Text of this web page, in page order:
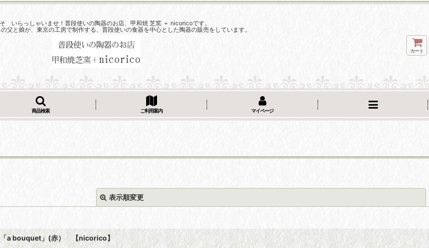
いらっしゃいませ！普段使いの陶器のお店、甲和焼 芝窯 ＋ nicoricoです。
父と娘が、東京の工房で制作する、普段使いの食器を中心とした陶器の販売をしています。
カート
商品検索 ご利用案内 マイページ
表示順変更
「a bouquet」(赤） 【nicorico】